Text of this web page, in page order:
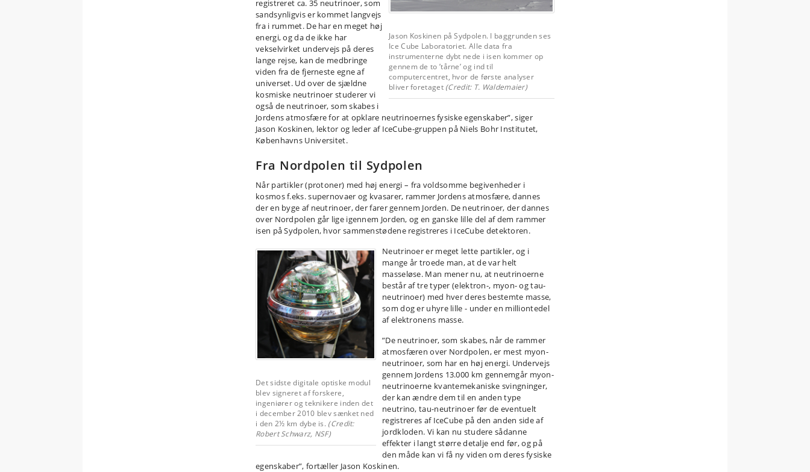
Jason Koskinen på Sydpolen. I baggrunden ses
Ice Cube Laboratoriet. Alle data fra
instrumenterne dybt nede i isen kommer op
gennem de to ’tårne’ og ind til
computercentret, hvor de første analyser
bliver foretaget (Credit: T. Waldemaier)
registreret ca. 35 neutrinoer, som
sandsynligvis er kommet langvejs
fra i rummet. De har en meget høj
energi, og da de ikke har
vekselvirket undervejs på deres
lange rejse, kan de medbringe
viden fra de fjerneste egne af
universet. Ud over de sjældne
kosmiske neutrinoer studerer vi
også de neutrinoer, som skabes i
Jordens atmosfære for at opklare neutrinoernes fysiske egenskaber”, siger
Jason Koskinen, lektor og leder af IceCube-gruppen på Niels Bohr Institutet,
Københavns Universitet.
Fra Nordpolen til Sydpolen
Når partikler (protoner) med høj energi – fra voldsomme begivenheder i
kosmos f.eks. supernovaer og kvasarer, rammer Jordens atmosfære, dannes
der en byge af neutrinoer, der farer gennem Jorden. De neutrinoer, der dannes
over Nordpolen går lige igennem Jorden, og en ganske lille del af dem rammer
isen på Sydpolen, hvor sammenstødene registreres i IceCube detektoren.
Det sidste digitale optiske modul
blev signeret af forskere,
ingeniører og teknikere inden det
i december 2010 blev sænket ned
i den 2½ km dybe is. (Credit:
Robert Schwarz, NSF)
Neutrinoer er meget lette partikler, og i
mange år troede man, at de var helt
masseløse. Man mener nu, at neutrinoerne
består af tre typer (elektron-, myon- og tau-
neutrinoer) med hver deres bestemte masse,
som dog er uhyre lille - under en milliontedel
af elektronens masse.
”De neutrinoer, som skabes, når de rammer
atmosfæren over Nordpolen, er mest myon-
neutrinoer, som har en høj energi. Undervejs
gennem Jordens 13.000 km gennemgår myon-
neutrinoerne kvantemekaniske svingninger,
der kan ændre dem til en anden type
neutrino, tau-neutrinoer før de eventuelt
registreres af IceCube på den anden side af
jordkloden. Vi kan nu studere sådanne
effekter i langt større detalje end før, og på
den måde kan vi få ny viden om deres fysiske
egenskaber”, fortæller Jason Koskinen.